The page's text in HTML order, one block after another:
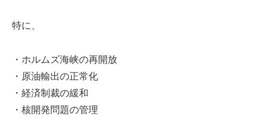
特に、
・ホルムズ海峡の再開放
・原油輸出の正常化
・経済制裁の緩和
・核開発問題の管理